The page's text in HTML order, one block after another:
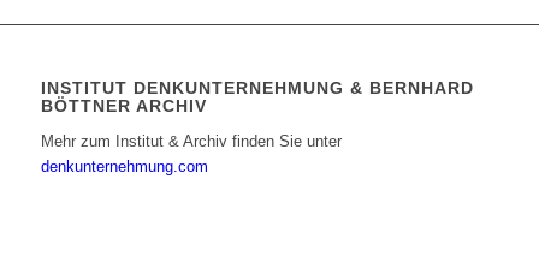
INSTITUT DENKUNTERNEHMUNG & BERNHARD
BÖTTNER ARCHIV
Mehr zum Institut & Archiv finden Sie unter
denkunternehmung.com